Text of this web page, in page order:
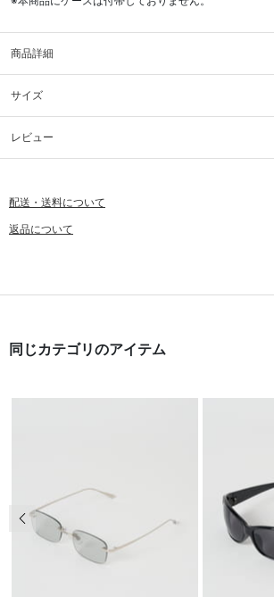
商品詳細
サイズ
レビュー
配送・送料について
返品について
同じカテゴリのアイテム
前の画像